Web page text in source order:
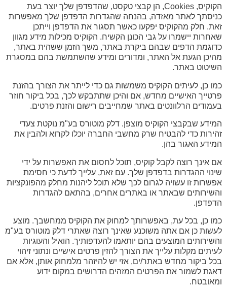
הקוקיס, Cookies, הן קבצי טקסט, שהדפדפן שלך יוצר בעת
כניסתך לאתר מאזדה, בהנחה שהגדרות הדפדפן שלך מאפשרות
זאת. חלק מהקוקיס יפקעו כאשר תסגור את הדפדפן וייתכן
שאחרות יישמרו על גבי הכונן הקשיח. הקוקיס מכילות מידע מגוון
כדוגמת הדפים שבהם ביקרת באתר, משך הזמן ששהית באתר,
מהיכן הגעת אל האתר, ומדורים ומידע שהשתמשת בהם במסגרת
השיטוט באתר.
כמו כן, לעיתים הקוקיס משמשות גם כדי לייתר את הצורך בהזנת
פרטייך האישיים מחדש, אם והיכן שתתבקש לכך, בכל ביקור חוזר
בעמודים הרלוונטים באתר שמחייבים רישום והזנת פרטים.
המידע שבקבצי הקוקיס מוצפן. דלק מוטורס בע"מ נוקטת צעדי
זהירות כדי להבטיח שרק מחשבי החברה יוכלו לקרוא ולהבין את
המידע האגור בהן.
אם אינך רוצה לקבל קוקיס, תוכל לחסום את האפשרות על ידי
שינוי ההגדרות בדפדפן שלך. עם זאת, עלייך לדעת כי חסימת
אפשרות זו עשויה לגרום לכך שלא תוכל ליהנות מחלק מהפונקציות
והשירותים שבאתר או באתרים אחרים, בהתאם להגדרות
הדפדפן.
כמו כן, בכל עת, באפשרותך למחוק את הקוקיס ממחשבך. מוצע
לעשות כן אם אתה משוכנע שאינך רוצה שאתרי דלק מוטורס בע"מ
והשירותים המוצעים בהם יותאמו להעדפותיך. הואיל והעוגיות
לעיתים מקלות עלייך את הצורך להזין פרטים אישיים ונתוני זיהוי
בכל ביקור מחדש באתר/ים, אזי יש להיזהר מלמחוק אותן, אלא אם
דאגת לשמור את הפרטים המזהים הדרושים במקום ידוע
ומאובטח.